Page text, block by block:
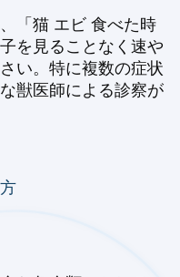
「猫 エビ 食べた時
を見ることなく速や
い。特に複数の症状
獣医師による診察が